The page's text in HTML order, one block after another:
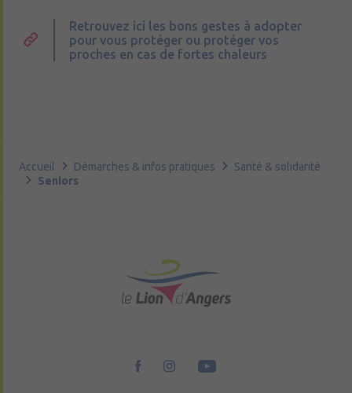
Retrouvez ici les bons gestes à adopter
pour vous protéger ou protéger vos
proches en cas de fortes chaleurs
Accueil Démarches & infos pratiques
Santé & solidarité
Seniors